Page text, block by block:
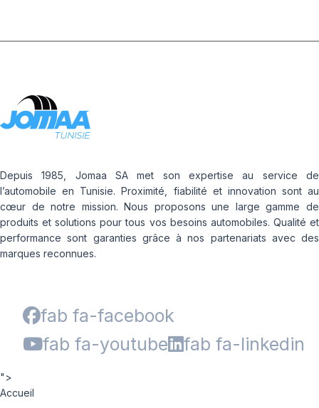
Depuis 1985, Jomaa SA met son expertise au service de
l’automobile en Tunisie. Proximité, fiabilité et innovation sont au
cœur de notre mission. Nous proposons une large gamme de
produits et solutions pour tous vos besoins automobiles. Qualité et
performance sont garanties grâce à nos partenariats avec des
marques reconnues.
fab fa-facebook
fab fa-youtube
fab fa-linkedin
">
Accueil